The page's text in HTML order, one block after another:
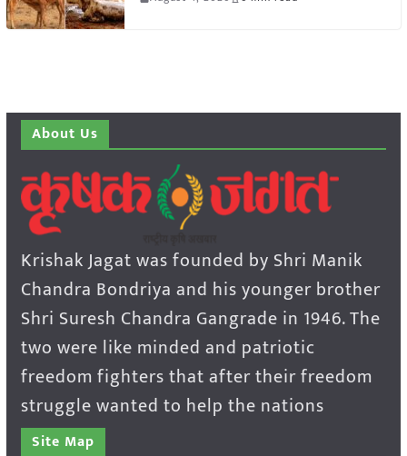
About Us
Krishak Jagat was founded by Shri Manik
Chandra Bondriya and his younger brother
Shri Suresh Chandra Gangrade in 1946. The
two were like minded and patriotic
freedom fighters that after their freedom
struggle wanted to help the nations
Site Map